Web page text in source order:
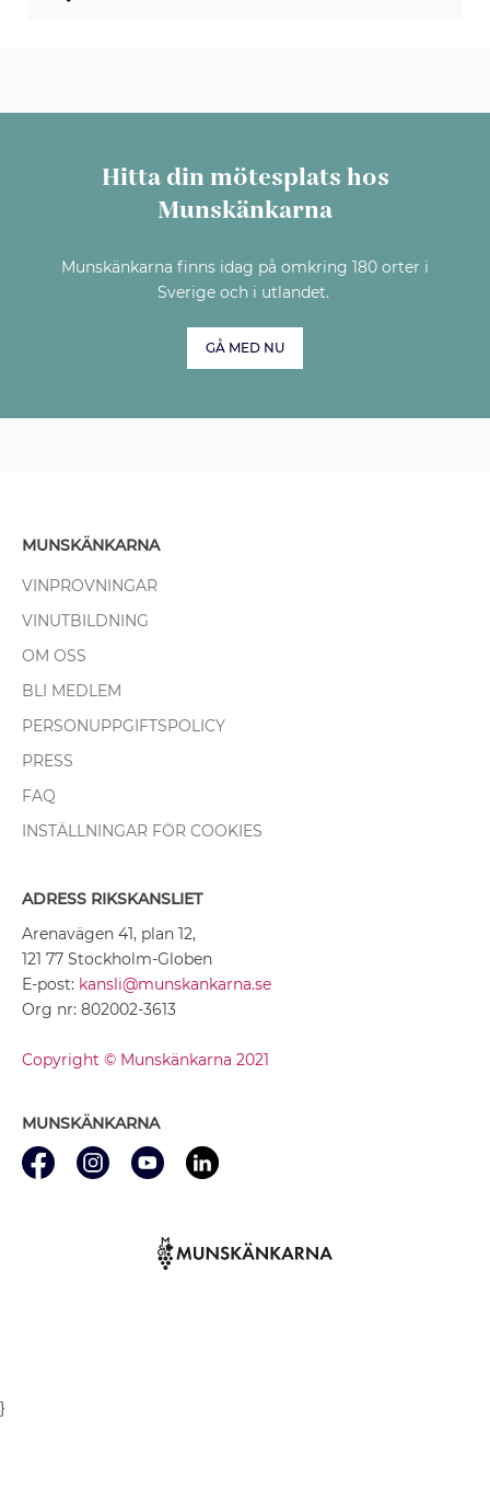
Hitta din mötesplats hos
Munskänkarna
Munskänkarna finns idag på omkring 180 orter i
Sverige och i utlandet.
GÅ MED NU
MUNSKÄNKARNA
VINPROVNINGAR
VINUTBILDNING
OM OSS
BLI MEDLEM
PERSONUPPGIFTSPOLICY
PRESS
FAQ
INSTÄLLNINGAR FÖR COOKIES
ADRESS RIKSKANSLIET
Arenavägen 41, plan 12,
121 77 Stockholm-Globen
E-post: kansli@munskankarna.se
Org nr: 802002-3613
Copyright © Munskänkarna 2021
MUNSKÄNKARNA
}